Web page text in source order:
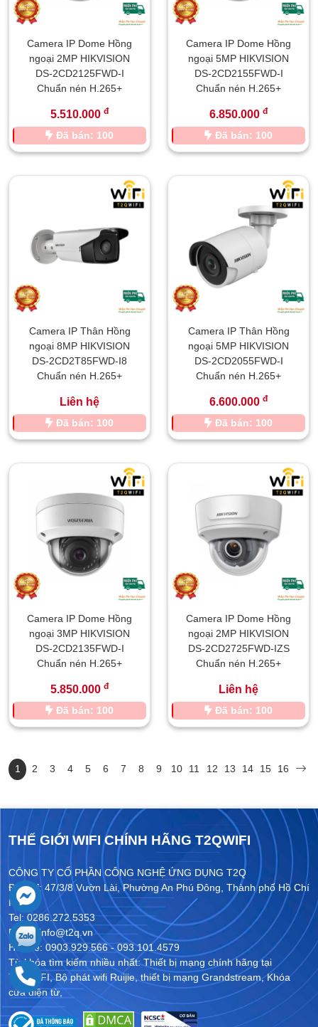
Camera IP Dome Hồng
ngoại 2MP HIKVISION
DS-2CD2125FWD-I
Chuẩn nén H.265+
5.510.000 đ
Đã bán: 100
Camera IP Dome Hồng
ngoại 5MP HIKVISION
DS-2CD2155FWD-I
Chuẩn nén H.265+
6.850.000 đ
Đã bán: 100
Camera IP Thân Hồng
ngoại 8MP HIKVISION
DS-2CD2T85FWD-I8
Chuẩn nén H.265+
Liên hệ
Đã bán: 100
Camera IP Thân Hồng
ngoại 5MP HIKVISION
DS-2CD2055FWD-I
Chuẩn nén H.265+
6.600.000 đ
Đã bán: 100
Camera IP Dome Hồng
ngoại 3MP HIKVISION
DS-2CD2135FWD-I
Chuẩn nén H.265+
5.850.000 đ
Đã bán: 100
Camera IP Dome Hồng
ngoại 2MP HIKVISION
DS-2CD2725FWD-IZS
Chuẩn nén H.265+
Liên hệ
Đã bán: 100
1 2 3 4 5 6 7 8 9 10 11 12 13 14 15 16
THẾ GIỚI WIFI CHÍNH HÃNG T2QWIFI
CÔNG TY CỔ PHẦN CÔNG NGHỆ ỨNG DỤNG T2Q
Địa chỉ: 47/3/8 Vườn Lài, Phường An Phú Đông, Thành phố Hồ Chí
Minh
Tel: 0286.272.5353
Email: info@t2q.vn
Hotline: 0903.929.566 - 093.101.4579
Từ khóa tìm kiếm nhiều nhất:Thiết bị mạng chính hãng tại
T2QWIFI,Bộ phát wifi Ruijie,thiết bị mạng Grandstream,Khóa
cửa điện từ,